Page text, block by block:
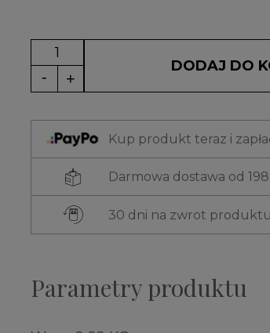
DODAJ DO
Kup produkt teraz i
Darmowa dostawa od 198
30 dni na zwrot produktu
Parametry produktu